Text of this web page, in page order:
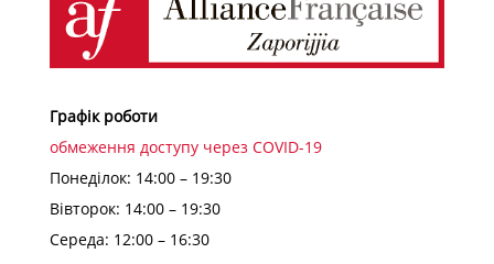
Графік роботи
обмеження доступу через COVID-19
Понеділок: 14:00 – 19:30
Вівторок: 14:00 – 19:30
Середа: 12:00 – 16:30